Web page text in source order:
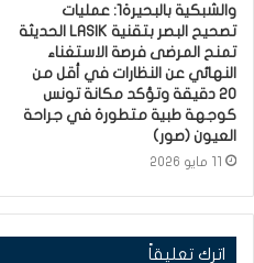
والشبكية بالبحيرة1: عمليات
تصحيح البصر بتقنية LASIK الحديثة
تمنح المرضى فرصة الاستغناء
النهائي عن النظارات في أقل من
20 دقيقة وتؤكد مكانة تونس
كوجهة طبية متطورة في جراحة
العيون (صور)
11 مايو 2026
اترك تعليقاً